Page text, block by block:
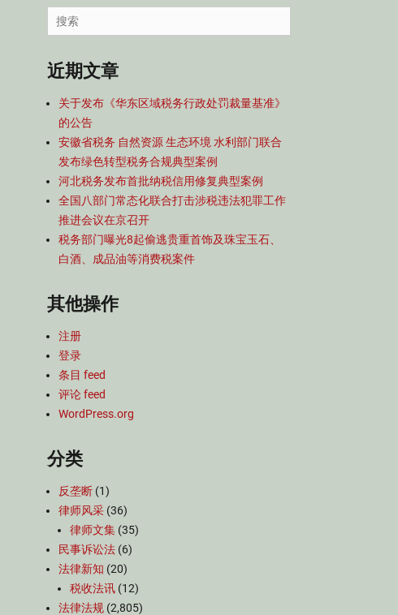
导
航
Search
for:
近期文章
关于发布《华东区域税务行政处罚裁量基准》
的公告
安徽省税务 自然资源 生态环境 水利部门联合
发布绿色转型税务合规典型案例
河北税务发布首批纳税信用修复典型案例
全国八部门常态化联合打击涉税违法犯罪工作
推进会议在京召开
税务部门曝光8起偷逃贵重首饰及珠宝玉石、
白酒、成品油等消费税案件
其他操作
注册
登录
条目 feed
评论 feed
WordPress.org
分类
反垄断 (1)
律师风采 (36)
律师文集 (35)
民事诉讼法 (6)
法律新知 (20)
税收法讯 (12)
法律法规 (2,805)